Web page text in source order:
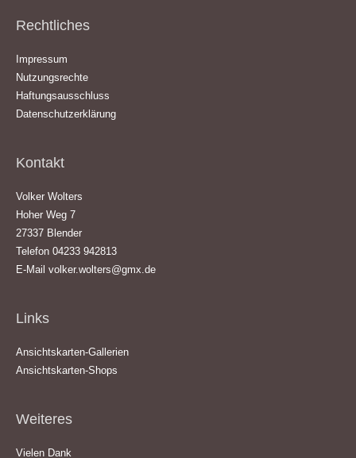
Rechtliches
Impressum
Nutzungsrechte
Haftungsausschluss
Datenschutzerklärung
Kontakt
Volker Wolters
Hoher Weg 7
27337 Blender
Telefon 04233 942813
E-Mail volker.wolters@gmx.de
Links
Ansichtskarten-Gallerien
Ansichtskarten-Shops
Weiteres
Vielen Dank